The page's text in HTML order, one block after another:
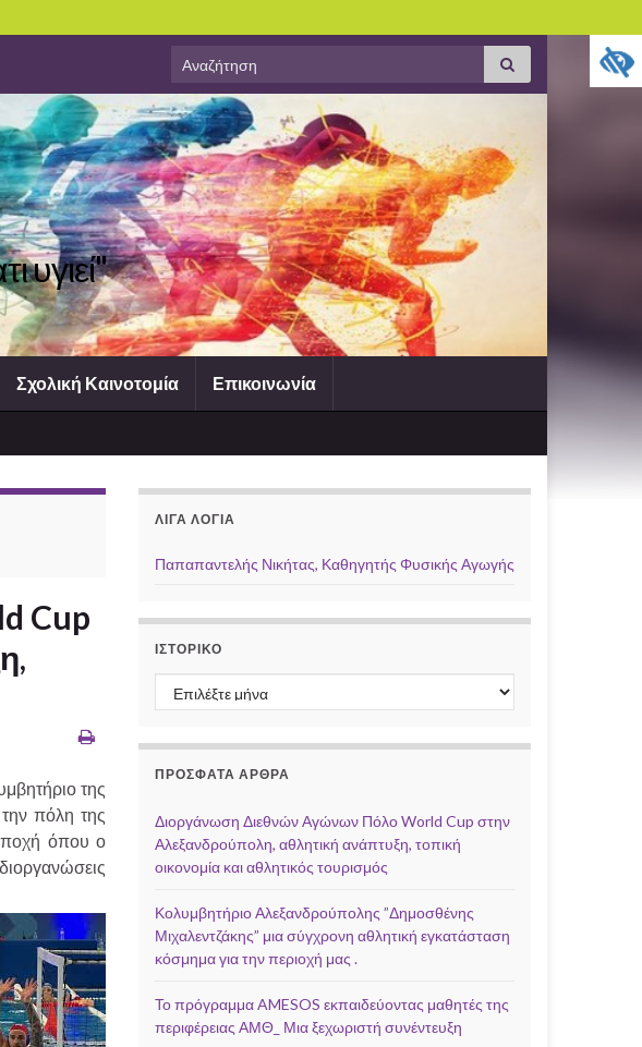
Search
υγιεί"
Σχολική Καινοτομία Επικοινωνία
Cup
της
πόλη της
όπου ο
ΛΊΓΑ ΛΌΓΙΑ
Παπαπαντελής Νικήτας, Καθηγητής Φυσικής Αγωγής
ΙΣΤΟΡΙΚΌ
Ιστορικό
ΠΡΌΣΦΑΤΑ ΆΡΘΡΑ
Διοργάνωση Διεθνών Αγώνων Πόλο World Cup στην
Αλεξανδρούπολη, αθλητική ανάπτυξη, τοπική
οικονομία και αθλητικός τουρισμός
Κολυμβητήριο Αλεξανδρούπολης ”Δημοσθένης
Μιχαλεντζάκης” μια σύγχρονη αθλητική εγκατάσταση
κόσμημα για την περιοχή μας .
Το πρόγραμμα AMESOS εκπαιδεύοντας μαθητές της
περιφέρειας ΑΜΘ_ Μια ξεχωριστή συνέντευξη